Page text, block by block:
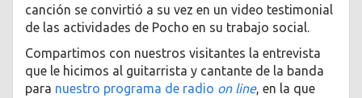
canción se convirtió a su vez en un video testimonial
de las actividades de Pocho en su trabajo social.
Compartimos con nuestros visitantes la entrevista
que le hicimos al guitarrista y cantante de la banda
para nuestro programa de radio on line, en la que